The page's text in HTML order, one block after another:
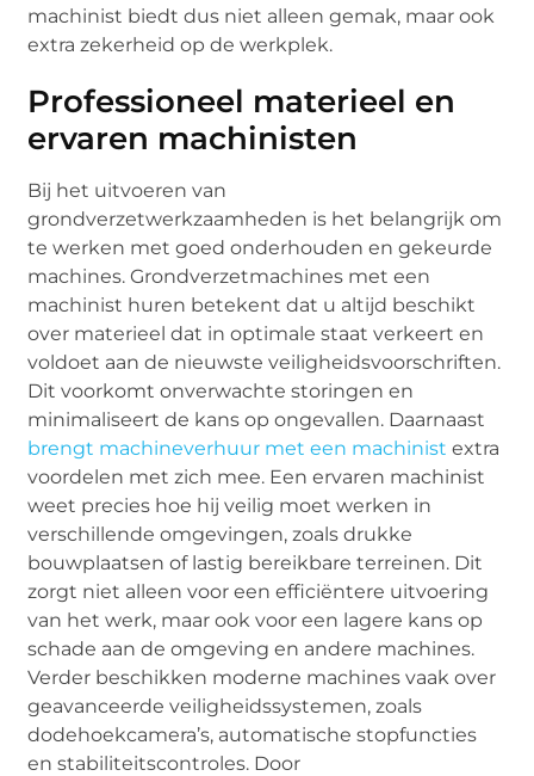
machinist biedt dus niet alleen gemak, maar ook
extra zekerheid op de werkplek.
Professioneel materieel en
ervaren machinisten
Bij het uitvoeren van
grondverzetwerkzaamheden is het belangrijk om
te werken met goed onderhouden en gekeurde
machines. Grondverzetmachines met een
machinist huren betekent dat u altijd beschikt
over materieel dat in optimale staat verkeert en
voldoet aan de nieuwste veiligheidsvoorschriften.
Dit voorkomt onverwachte storingen en
minimaliseert de kans op ongevallen. Daarnaast
brengt machineverhuur met een machinist extra
voordelen met zich mee. Een ervaren machinist
weet precies hoe hij veilig moet werken in
verschillende omgevingen, zoals drukke
bouwplaatsen of lastig bereikbare terreinen. Dit
zorgt niet alleen voor een efficiëntere uitvoering
van het werk, maar ook voor een lagere kans op
schade aan de omgeving en andere machines.
Verder beschikken moderne machines vaak over
geavanceerde veiligheidssystemen, zoals
dodehoekcamera’s, automatische stopfuncties
en stabiliteitscontroles. Door